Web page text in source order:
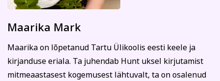
Maarika Mark
Maarika on lõpetanud Tartu Ülikoolis eesti keele ja
kirjanduse eriala. Ta juhendab Hunt uksel kirjutamist
mitmeaastasest kogemusest lähtuvalt, ta on osalenud